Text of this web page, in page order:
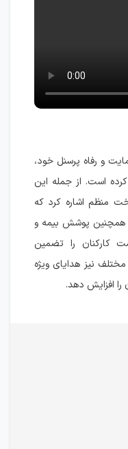
و رفاه پرسنل خود،
کرده است. از جمله این
منظم اشاره کرد که
همچنین پوشش بیمه و
کارکنان را تضمین
نیز هدایای ویژه
را افزایش دهد.